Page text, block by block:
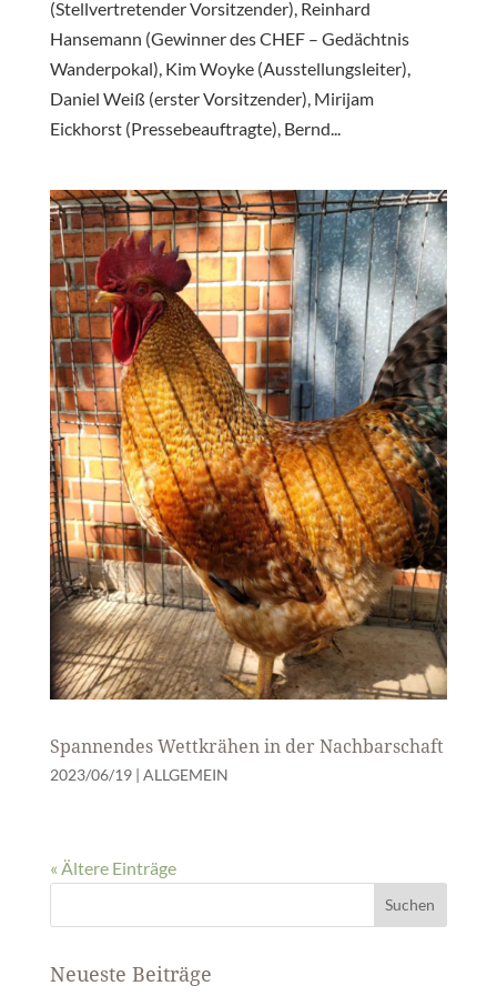
(Stellvertretender Vorsitzender), Reinhard
Hansemann (Gewinner des CHEF – Gedächtnis
Wanderpokal), Kim Woyke (Ausstellungsleiter),
Daniel Weiß (erster Vorsitzender), Mirijam
Eickhorst (Pressebeauftragte), Bernd...
Spannendes Wettkrähen in der Nachbarschaft
2023/06/19| ALLGEMEIN
« Ältere Einträge
Neueste Beiträge